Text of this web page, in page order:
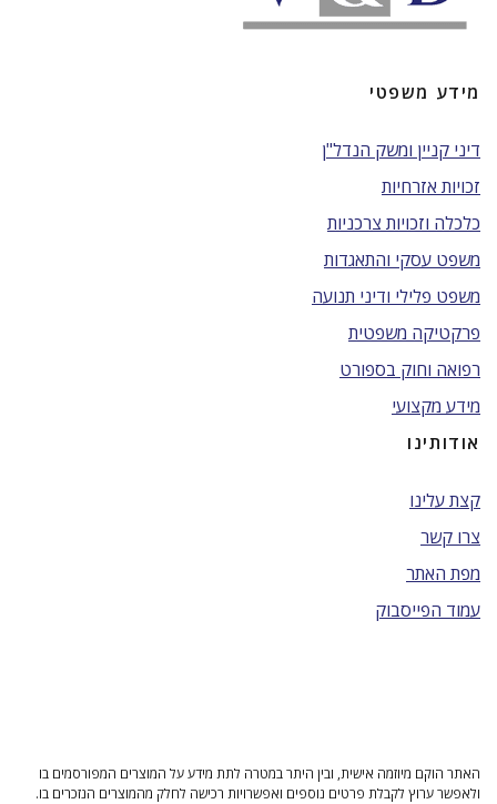
מידע משפטי
דיני קניין ומשק הנדל"ן
זכויות אזרחיות
כלכלה וזכויות צרכניות
משפט עסקי והתאגדות
משפט פלילי ודיני תנועה
פרקטיקה משפטית
רפואה וחוק בספורט
מידע מקצועי
אודותינו
קצת עלינו
צרו קשר
מפת האתר
עמוד הפייסבוק
האתר הוקם מיוזמה אישית, ובין היתר במטרה לתת מידע על המוצרים המפורסמים בו
ולאפשר ערוץ לקבלת פרטים נוספים ואפשרויות רכישה לחלק מהמוצרים הנזכרים בו.